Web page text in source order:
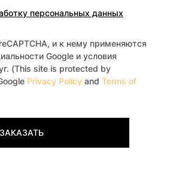
персональных данных
и к нему применяются
Google и условия
(This site is protected by
Privacy Policy and Terms of